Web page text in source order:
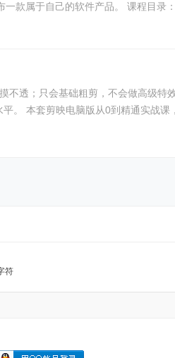
款属于自己的软件产品。 课程目录
透；只会基础粗剪，不会做高级特
。 本套剪映电脑版从0到精通实战课
符